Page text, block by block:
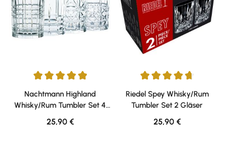
Durchschnittliche Bewertung von 4.94 von 5 Sternen
Nachtmann Highland
Whisky/Rum Tumbler Set 4
Gläser
Regulärer Preis:
25,90 €
Durchschnittliche Bewertung
Riedel Spey Whisky/Rum
Tumbler Set 2 Gläser
Regulärer Preis:
25,90 €